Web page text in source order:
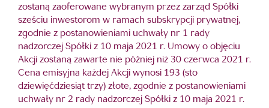
zostaną zaoferowane wybranym przez zarząd Spółki
sześciu inwestorom w ramach subskrypcji prywatnej,
zgodnie z postanowieniami uchwały nr 1 rady
nadzorczej Spółki z 10 maja 2021 r. Umowy o objęciu
Akcji zostaną zawarte nie później niż 30 czerwca 2021 r.
Cena emisyjna każdej Akcji wynosi 193 (sto
dziewięćdziesiąt trzy) złote, zgodnie z postanowieniami
uchwały nr 2 rady nadzorczej Spółki z 10 maja 2021 r.